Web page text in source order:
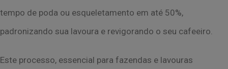
tempo de poda ou esqueletamento em até 50%,
padronizando sua lavoura e revigorando o seu cafeeiro.
Este processo, essencial para fazendas e lavouras